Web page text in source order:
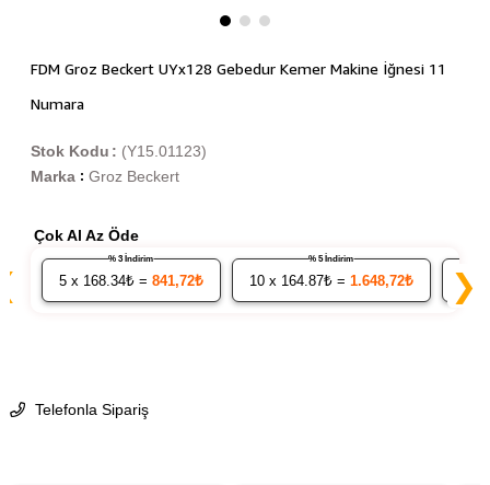
FDM Groz Beckert UYx128 Gebedur Kemer Makine İğnesi 11
Numara
(Y15.01123)
Stok Kodu
Marka : Groz Beckert
Çok Al Az Öde
5x 168.34₺ = 841,72₺
% 3 İndirim
10x 164.87₺ = 1.648,72₺
% 5 İndirim
20
❯
Telefonla Sipariş